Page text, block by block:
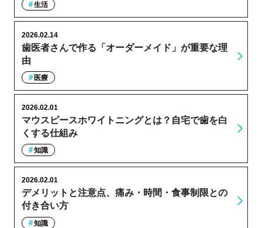
生活
歯医者さんで作る「オーダーメイド」が重要な理
由
2026.02.14
医療
マウスピースホワイトニングとは？自宅で歯を白
くする仕組み
2026.02.01
知識
デメリットと注意点、痛み・時間・食事制限との
付き合い方
2026.02.01
知識